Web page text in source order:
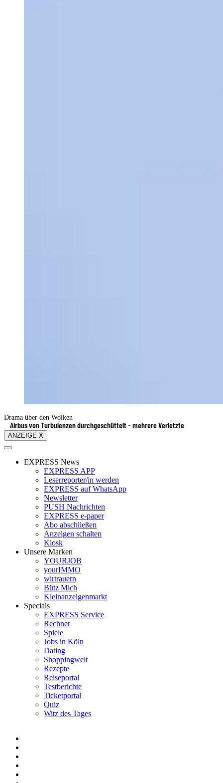
Drama über den Wolken
Airbus von Turbulenzen durchgeschüttelt – mehrere Verletzte
ANZEIGE X
EXPRESS News
EXPRESS APP
Leserreporter/in werden
EXPRESS auf WhatsApp
Newsletter
PUSH Nachrichten
EXPRESS e-paper
Abo abschließen
Anzeigen schalten
Kiosk
Unsere Marken
YOURJOB
yourIMMO
wirtrauern
Bütz Mich
Kleinanzeigenmarkt
Specials
EXPRESS Service
Rechner
Spiele
Jobs in Köln
Dating
Shoppingwelt
Rezepte
Reiseportal
Testberichte
Ticketportal
Quiz
Witz des Tages